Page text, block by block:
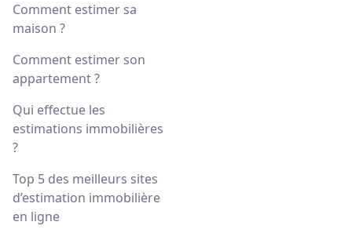
Comment estimer sa
maison ?
Comment estimer son
appartement ?
Qui effectue les
estimations immobilières
?
Top 5 des meilleurs sites
d’estimation immobilière
en ligne